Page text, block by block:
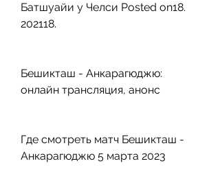
Батшуайи у Челси Posted on18.
202118.
Бешикташ - Анкарагюджю:
онлайн трансляция, анонс
Где смотреть матч Бешикташ -
Анкарагюджю 5 марта 2023